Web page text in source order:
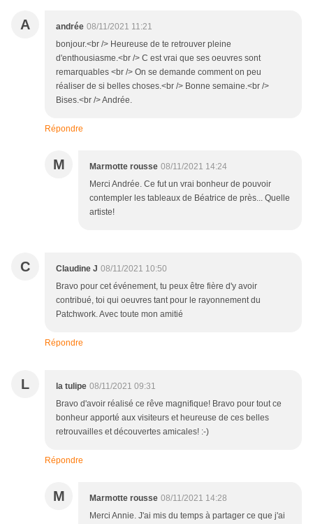
A andrée 08/11/2021 11:21
bonjour.<br /> Heureuse de te retrouver pleine
d'enthousiasme.<br /> C est vrai que ses oeuvres sont
remarquables <br /> On se demande comment on peu
réaliser de si belles choses.<br /> Bonne semaine.<br />
Bises.<br /> Andrée.
Répondre
M Marmotte rousse 08/11/2021 14:24
Merci Andrée. Ce fut un vrai bonheur de pouvoir
contempler les tableaux de Béatrice de près... Quelle
artiste!
C Claudine J 08/11/2021 10:50
Bravo pour cet événement, tu peux être fière d'y avoir
contribué, toi qui oeuvres tant pour le rayonnement du
Patchwork. Avec toute mon amitié
Répondre
L la tulipe 08/11/2021 09:31
Bravo d'avoir réalisé ce rêve magnifique! Bravo pour tout ce
bonheur apporté aux visiteurs et heureuse de ces belles
retrouvailles et découvertes amicales! :-)
Répondre
M Marmotte rousse 08/11/2021 14:28
Merci Annie. J'ai mis du temps à partager ce que j'ai